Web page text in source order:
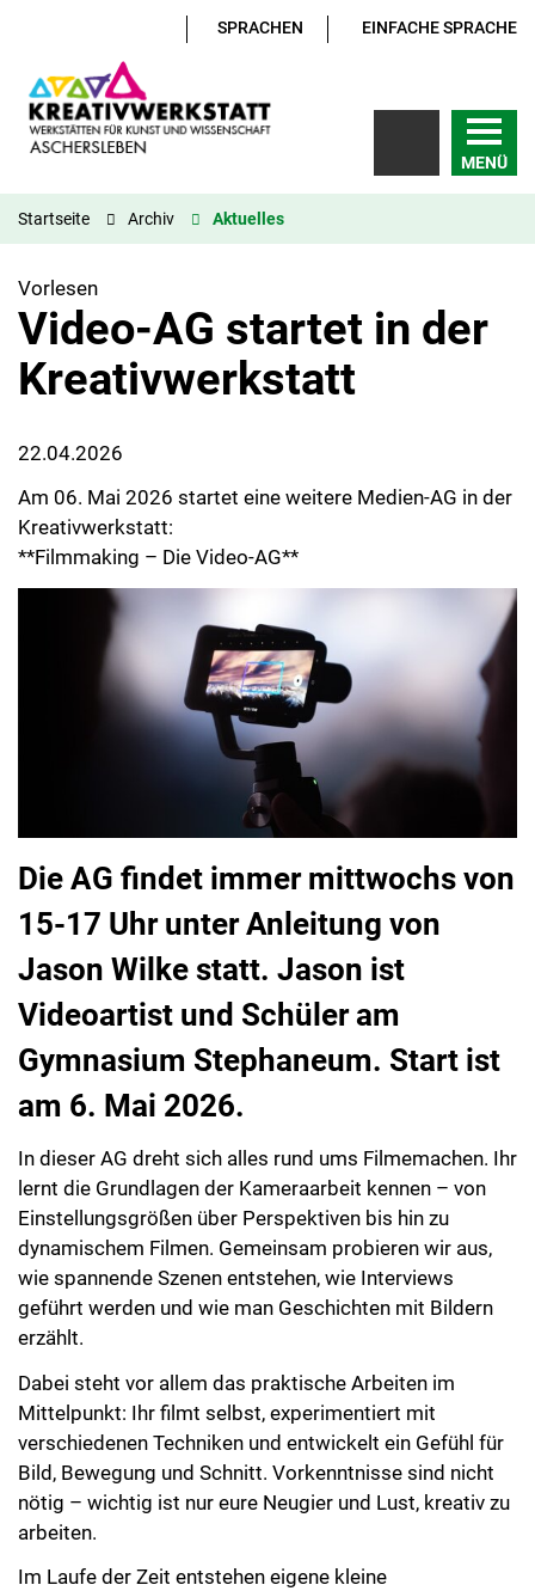
SPRACHEN EINFACHE SPRACHE
MENÜ
Startseite Archiv Aktuelles
Vorlesen
Video-AG startet in der
Kreativwerkstatt
22.04.2026
Am 06. Mai 2026 startet eine weitere Medien-AG in der
Kreativwerkstatt:
**Filmmaking – Die Video-AG**
Die AG findet immer mittwochs von
15-17 Uhr unter Anleitung von
Jason Wilke statt. Jason ist
Videoartist und Schüler am
Gymnasium Stephaneum. Start ist
am 6. Mai 2026.
In dieser AG dreht sich alles rund ums Filmemachen. Ihr
lernt die Grundlagen der Kameraarbeit kennen – von
Einstellungsgrößen über Perspektiven bis hin zu
dynamischem Filmen. Gemeinsam probieren wir aus,
wie spannende Szenen entstehen, wie Interviews
geführt werden und wie man Geschichten mit Bildern
erzählt.
Dabei steht vor allem das praktische Arbeiten im
Mittelpunkt: Ihr filmt selbst, experimentiert mit
verschiedenen Techniken und entwickelt ein Gefühl für
Bild, Bewegung und Schnitt. Vorkenntnisse sind nicht
nötig – wichtig ist nur eure Neugier und Lust, kreativ zu
arbeiten.
Im Laufe der Zeit entstehen eigene kleine